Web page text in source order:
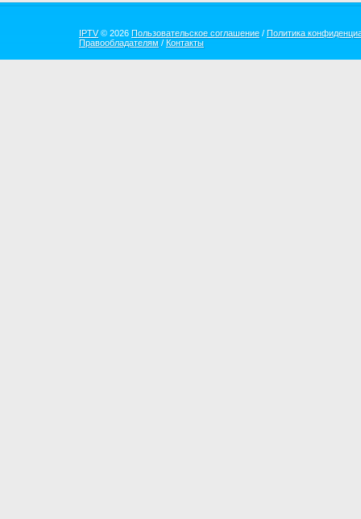
IPTV© 2026 Пользовательское соглашение / Политика
Правообладателям / Контакты